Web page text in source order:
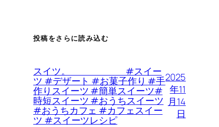
投稿をさらに読み込む
スイツ。 #スイー
ツ #デザート #お菓子作り #手
作りスイーツ #簡単スイーツ#
時短スイーツ #おうちスイーツ
#おうちカフェ #カフェスイー
ツ #スイーツレシピ
2025
年11
月14
日